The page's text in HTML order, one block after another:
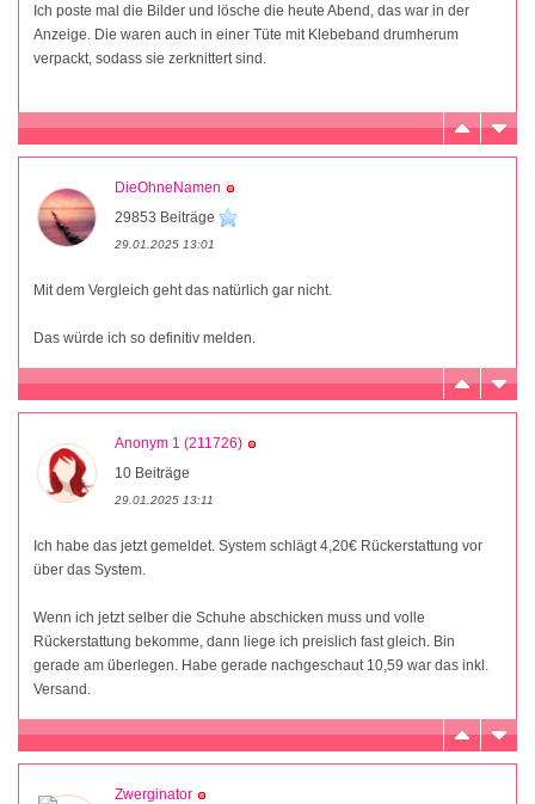
Ich poste mal die Bilder und lösche die heute Abend, das war in der
Anzeige. Die waren auch in einer Tüte mit Klebeband drumherum
verpackt, sodass sie zerknittert sind.
DieOhneNamen
29853 Beiträge
29.01.2025 13:01
Mit dem Vergleich geht das natürlich gar nicht.
Das würde ich so definitiv melden.
Anonym 1 (211726)
10 Beiträge
29.01.2025 13:11
Ich habe das jetzt gemeldet. System schlägt 4,20€ Rückerstattung vor
über das System.
Wenn ich jetzt selber die Schuhe abschicken muss und volle
Rückerstattung bekomme, dann liege ich preislich fast gleich. Bin
gerade am überlegen. Habe gerade nachgeschaut 10,59 war das inkl.
Versand.
Zwerginator